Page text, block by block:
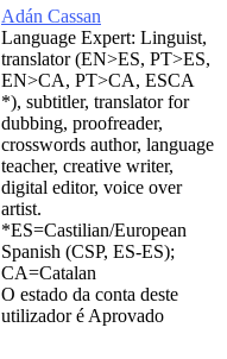
Adán Cassan
Language Expert: Linguist,
translator (EN>ES, PT>ES,
EN>CA, PT>CA, ESCA
*), subtitler, translator for
dubbing, proofreader,
crosswords author, language
teacher, creative writer,
digital editor, voice over
artist.
*ES=Castilian/European
Spanish (CSP, ES-ES);
CA=Catalan
O estado da conta deste
utilizador é Aprovado